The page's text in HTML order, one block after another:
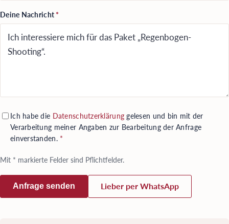
Deine Nachricht *
Ich habe die Datenschutzerklärung gelesen und bin mit der
Verarbeitung meiner Angaben zur Bearbeitung der Anfrage
einverstanden. *
Mit * markierte Felder sind Pflichtfelder.
Anfrage senden Lieber per WhatsApp